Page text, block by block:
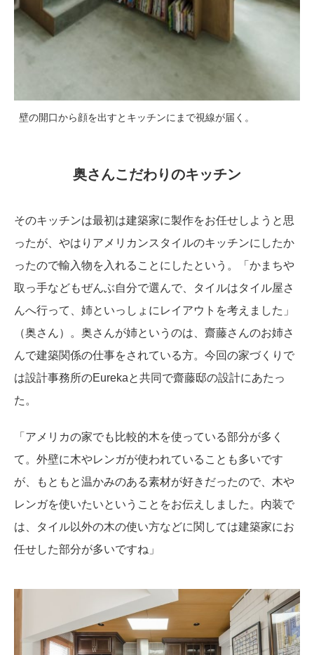
壁の開口から顔を出すとキッチンにまで視線が届く。
奥さんこだわりのキッチン
そのキッチンは最初は建築家に製作をお任せしようと思
ったが、やはりアメリカンスタイルのキッチンにしたか
ったので輸入物を入れることにしたという。「かまちや
取っ手などもぜんぶ自分で選んで、タイルはタイル屋さ
んへ行って、姉といっしょにレイアウトを考えました」
（奥さん）。奥さんが姉というのは、齋藤さんのお姉さ
んで建築関係の仕事をされている方。今回の家づくりで
は設計事務所のEurekaと共同で齋藤邸の設計にあたっ
た。
「アメリカの家でも比較的木を使っている部分が多く
て。外壁に木やレンガが使われていることも多いです
が、もともと温かみのある素材が好きだったので、木や
レンガを使いたいということをお伝えしました。内装で
は、タイル以外の木の使い方などに関しては建築家にお
任せした部分が多いですね」